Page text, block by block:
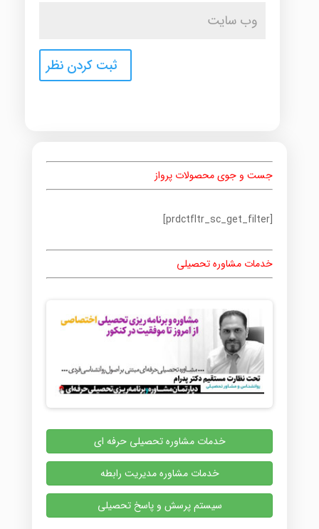
جست و جوی محصولات پرواز
[prdctfltr_sc_get_filter]
خدمات مشاوره تحصیلی
خدمات مشاوره تحصیلی حرفه ای
خدمات مشاوره مدیریت رابطه
سیستم پرسش و پاسخ تحصیلی